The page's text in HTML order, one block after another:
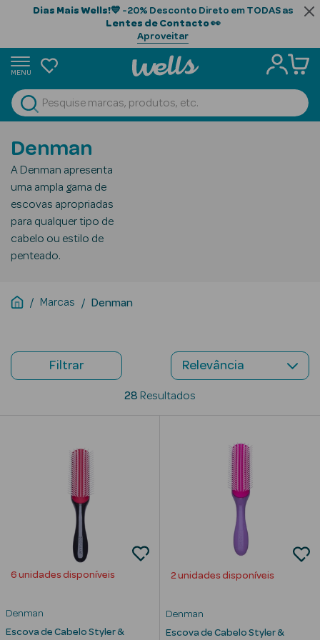
Dias Mais Wells!💙 -20% Desconto Direto em TODAS as
Lentes de Contacto👀
Aproveitar
MENU
Ver Tudo
Beauty Season
Cabelo
Profissional
Beauty Season
Cosmética
Cuidados de
Cabelo
Beauty Season
Maquilhagem
Beauty Season
Nutricosmética
Beauty Season
Beauty Season
Denman
A Denman apresenta
uma ampla gama de
escovas apropriadas
para qualquer tipo de
cabelo ou estilo de
penteado.
Marcas Denman
Filtrar
28 Resultados
6 unidades disponíveis
Denman
Escova de Cabelo Styler &
2 unidades disponíveis
Denman
Escova de Cabelo Styler &